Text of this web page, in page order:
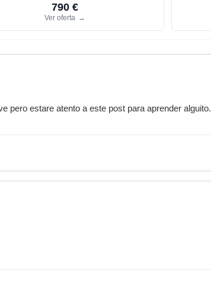
790 €
Ver oferta →
pero estare atento a este post para aprender alguito.